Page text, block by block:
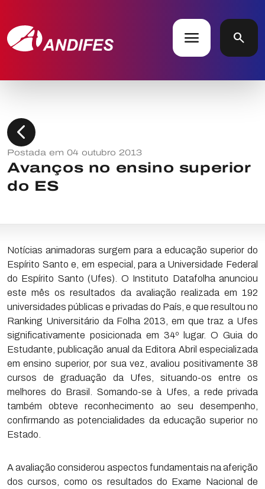
menu search
chevron_left
Postada em 04 outubro 2013
Avanços no ensino superior
do ES
Notícias animadoras surgem para a educação superior do
Espírito Santo e, em especial, para a Universidade Federal
do Espírito Santo (Ufes). O Instituto Datafolha anunciou
este mês os resultados da avaliação realizada em 192
universidades públicas e privadas do País, e que resultou no
Ranking Universitário da Folha 2013, em que traz a Ufes
significativamente posicionada em 34º lugar. O Guia do
Estudante, publicação anual da Editora Abril especializada
em ensino superior, por sua vez, avaliou positivamente 38
cursos de graduação da Ufes, situando-os entre os
melhores do Brasil. Somando-se à Ufes, a rede privada
também obteve reconhecimento ao seu desempenho,
confirmando as potencialidades da educação superior no
Estado.
A avaliação considerou aspectos fundamentais na aferição
dos cursos, como os resultados do Exame Nacional de